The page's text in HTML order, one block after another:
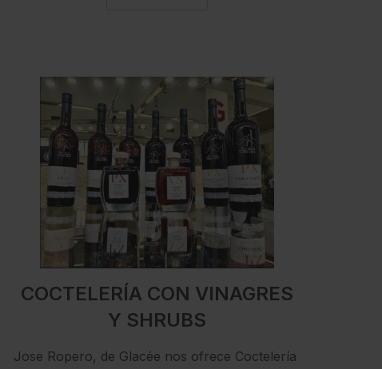
COCTELERÍA CON VINAGRES
Y SHRUBS
Jose Ropero, de Glacée nos ofrece Coctelería